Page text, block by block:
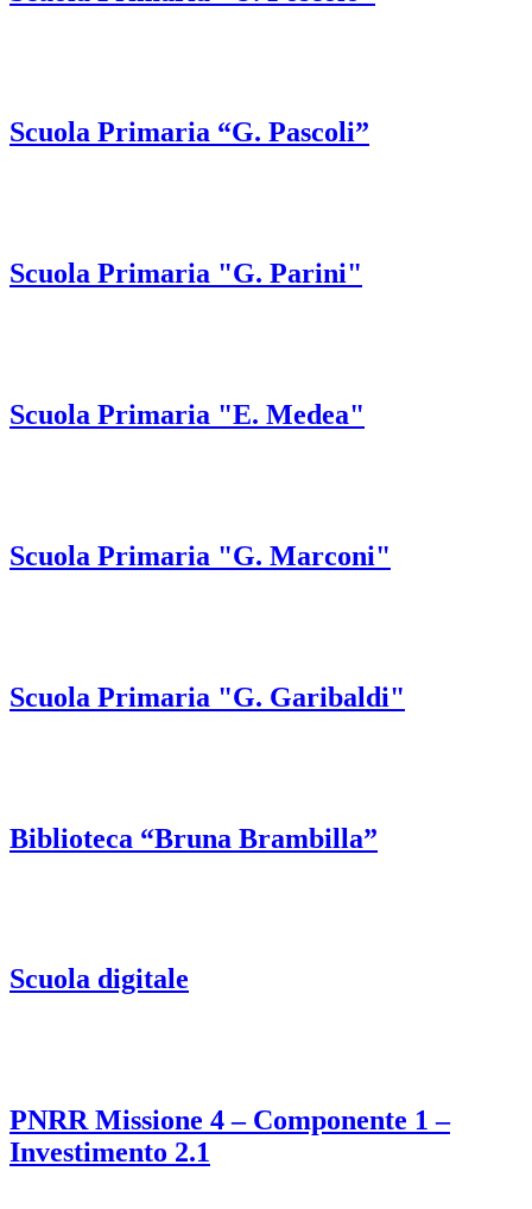
Scuola Primaria “G. Pascoli”
Scuola Primaria "G. Parini"
Scuola Primaria "E. Medea"
Scuola Primaria "G. Marconi"
Scuola Primaria "G. Garibaldi"
Biblioteca “Bruna Brambilla”
Scuola digitale
PNRR Missione 4 – Componente 1 –
Investimento 2.1